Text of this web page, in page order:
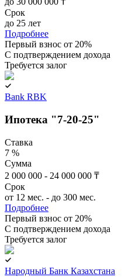
Срок
до 25 лет
Подробнее
Первый взнос от 20%
C подтверждением дохода
Требуется залог
Bank RBK
Ипотека "7-20-25"
Ставка
7 %
Сумма
2 000 000 - 24 000 000 ₸
Срок
от 12 мес. - до 300 мес.
Подробнее
Первый взнос от 20%
C подтверждением дохода
Требуется залог
Народный Банк Казахстана